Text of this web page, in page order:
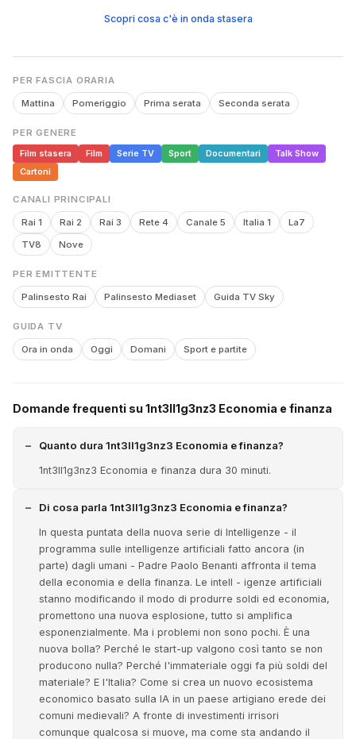
Scopri cosa c'è in onda stasera
PER FASCIA ORARIA
Mattina Pomeriggio Prima serata Seconda serata
PER GENERE
Film stasera
Film Serie TV Sport Documentari
Talk Show
Cartoni
CANALI PRINCIPALI
Rai 1 Rai 2 Rai 3 Rete 4 Canale 5 Italia 1
La7
TV8
Nove
PER EMITTENTE
Palinsesto Rai Palinsesto Mediaset Guida TV Sky
GUIDA TV
Ora in onda Oggi Domani Sport e partite
Domande frequenti su 1nt3ll1g3nz3 Economia e finanza
Quanto dura 1nt3ll1g3nz3 Economia e finanza?
1nt3ll1g3nz3 Economia e finanza dura 30 minuti.
Di cosa parla 1nt3ll1g3nz3 Economia e finanza?
In questa puntata della nuova serie di Intelligenze - il
programma sulle intelligenze artificiali fatto ancora (in
parte) dagli umani - Padre Paolo Benanti affronta il tema
della economia e della finanza. Le intell - igenze artificiali
stanno modificando il modo di produrre soldi ed economia,
promettono una nuova esplosione, tutto si amplifica
esponenzialmente. Ma i problemi non sono pochi. È una
nuova bolla? Perché le start-up valgono così tanto se non
producono nulla? Perché l'immateriale oggi fa più soldi del
materiale? E l'Italia? Come si crea un nuovo ecosistema
economico basato sulla IA in un paese artigiano erede dei
comuni medievali? A fronte di investimenti irrisori
comunque qualcosa si muove, ma come sta andando il